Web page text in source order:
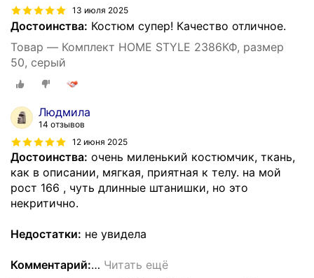
13 июля 2025
Достоинства: Костюм супер! Качество отличное.
Товар — Комплект HOME STYLE 2386КФ, размер
50, серый
Людмила
14 отзывов
12 июня 2025
Достоинства: очень миленький костюмчик, ткань,
как в описании, мягкая, приятная к телу. на мой
рост 166 , чуть длинные штанишки, но это
некритично.
Недостатки: не увидела
Комментарий:… Читать ещё